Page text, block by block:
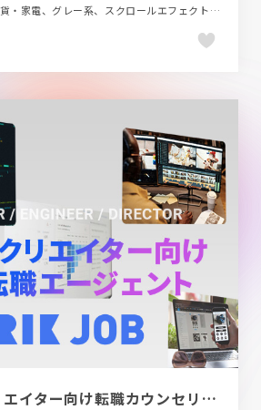
インテリア・家具・雑貨・家電、グレー系、スクロールエフェクト、スタイリッシュ、タイポグラフィー、ブランド・サービスサイト、大きめ写真、海外サイト
[PR]経験者クリエイター向け転職カウンセリング｜デザイナー / ディレクター / エンジニア